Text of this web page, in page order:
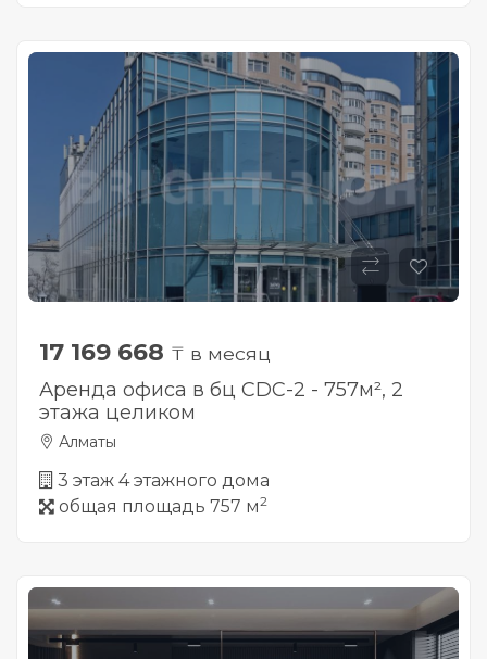
17 169 668 ₸ в месяц
Аренда офиса в бц CDC-2 - 757м², 2
этажа целиком
Алматы
3 этаж 4 этажного дома
общая площадь 757 м2